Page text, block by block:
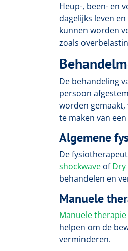
Heup-, been- en
dagelijks leven
kunnen worden
zoals
De behandeling
persoon
worden
te maken van
Algemene
De
shockwave of
behandelen en
Manuele
Manuele therapie
helpen om de
verminderen.